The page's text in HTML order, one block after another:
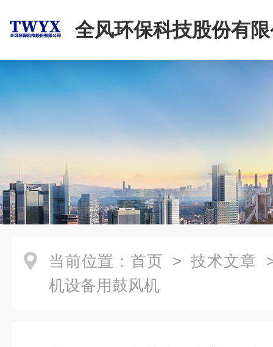
全风环保科技股份有
当前位置： 首页 > 技术文章
机设备用鼓风机